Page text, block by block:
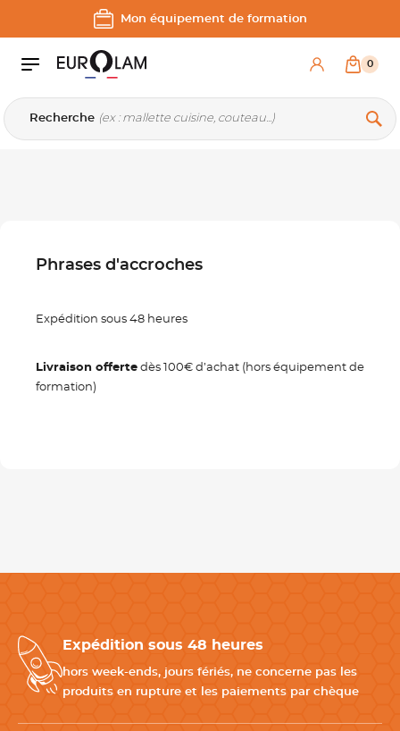
Aller au contenu
Aller à la navigation principale
Mon équipement de formation
Recherche
0
Phrases d'accroches
Expédition sous 48 heures
Livraison offerte dès 100€ d’achat (hors équipement de
formation)
Expédition sous 48 heures
hors week-ends, jours fériés, ne concerne pas les
produits en rupture et les paiements par chèque